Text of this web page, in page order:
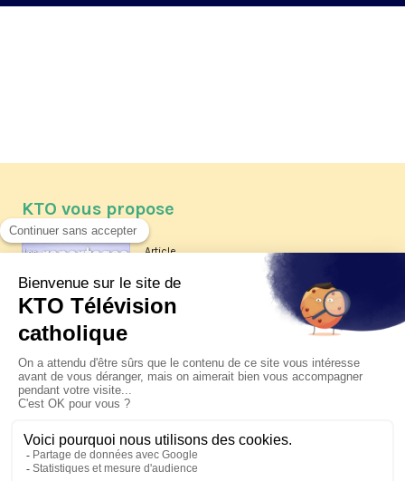
KTO vous propose
Article
Les reportages d'été 2026 de KTO
La visite pastorale du pape Léon
XIV à Assise à suivre sur KTO le
jeudi 6 août
Le pape en Uruguay, Argentine et
Pérou du 6 au 17 novembre 2026